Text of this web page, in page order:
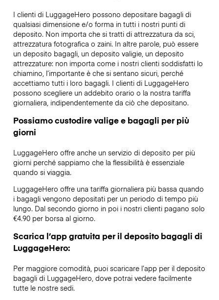
I clienti di LuggageHero possono depositare bagagli di
qualsiasi dimensione e/o forma in tutti i nostri punti di
deposito. Non importa che si tratti di attrezzatura da sci,
attrezzatura fotografica o zaini. In altre parole, può essere
un deposito bagagli, un deposito valigie, un deposito
attrezzature: non importa come i nostri clienti soddisfatti lo
chiamino, l’importante è che si sentano sicuri, perché
accettiamo tutti i loro bagagli. I clienti di LuggageHero
possono scegliere un addebito orario o la nostra tariffa
giornaliera, indipendentemente da ciò che depositano.
Possiamo custodire valige e bagagli per più
giorni
LuggageHero offre anche un servizio di deposito per più
giorni perché sappiamo che la flessibilità è essenziale
quando si viaggia.
LuggageHero offre una tariffa giornaliera più bassa quando
i bagagli vengono depositati per un periodo di tempo più
lungo. Dal secondo giorno in poi i nostri clienti pagano solo
€4.90 per borsa al giorno.
Scarica l’app gratuita per il deposito bagagli di
LuggageHero:
Per maggiore comodità, puoi scaricare l’app per il deposito
bagagli di LuggageHero, dove potrai vedere facilmente
tutte le nostre sedi.